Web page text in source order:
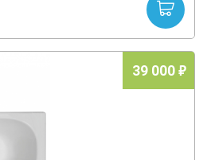
39 000